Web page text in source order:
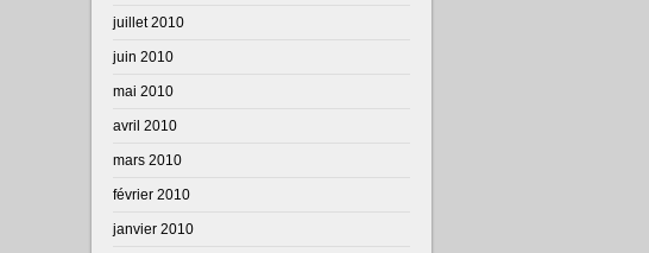
juillet 2010
juin 2010
mai 2010
avril 2010
mars 2010
février 2010
janvier 2010